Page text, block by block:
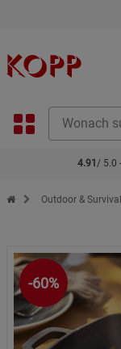
4.91 / 5.0
Zur Startseite des Kopp
Outdoor & Survival
-60%